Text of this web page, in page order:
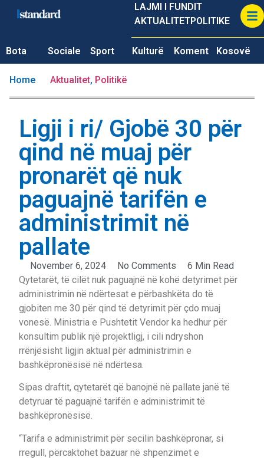
LAJMI I FUNDIT
AKTUALITETPOLITIKE
Bota Sociale Sport Kulturë Koment Kosovë
Home Aktualitet, Politikë
Ligji i ri/ Gjobë 30 për
qind në muaj për
pronarët që nuk
paguajnë tarifën e
administrimit në
pallate
November 6, 2024 No Comments
6 Min Read
Qytetarët, të cilët nuk paguajnë në kohë detyrimet për
administrimin në ndërtesat e përbashkëta do të
gjobiten me 30 për qind të detyrimit për çdo muaj
vonesë. Ministria e Pushtetit Vendor ka hedhur për
konsultim publik një projektligj, i cili ndryshon
rrënjësisht ligjin aktual për administrimin e
bashkëpronësisë në ndërtesa.
Sipas draftit, qytetarët që banojnë në pallate janë të
detyruar të paguajnë tarifën e administrimit të
bashkëpronësisë.
“Tarifa e administrimit për secilin bashkëpronar, si
rregull, përcaktohet bazuar në shpenzimet e